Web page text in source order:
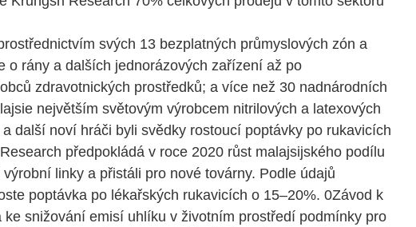
svých 13 bezplatných průmyslových zón a
o rány a dalších jednorázových zařízení až po
zdravotnických prostředků; a více než 30 nadnárodních
největším světovým výrobcem nitrilových a latexových
další noví hráči byli svědky rostoucí poptávky po rukavicích
předpokládá v roce 2020 růst malajsijského podílu
linky a přistáli pro nové továrny. Podle údajů
poptávka po lékařských rukavicích o 15–20%. 0Závod k
snižování emisí uhlíku v životním prostředí podmínky pro